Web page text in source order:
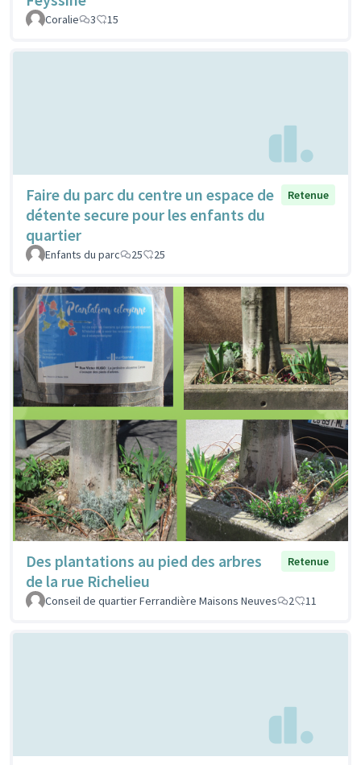
Coralie 3 15
Faire du parc du centre un espace de
détente secure pour les enfants du
quartier
Retenue
Enfants du parc 25 25
Des plantations au pied des arbres
de la rue Richelieu
Retenue
Conseil de quartier Ferrandière Maisons Neuves 2 11